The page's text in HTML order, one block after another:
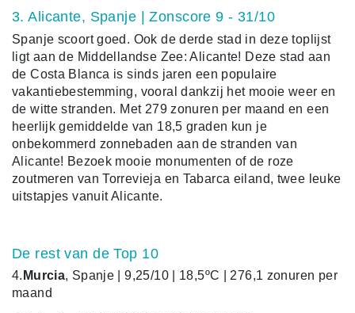
3. Alicante, Spanje | Zonscore 9 - 31/10
Spanje scoort goed. Ook de derde stad in deze toplijst
ligt aan de Middellandse Zee: Alicante! Deze stad aan
de Costa Blanca is sinds jaren een populaire
vakantiebestemming, vooral dankzij het mooie weer en
de witte stranden. Met 279 zonuren per maand en een
heerlijk gemiddelde van 18,5 graden kun je
onbekommerd zonnebaden aan de stranden van
Alicante! Bezoek mooie monumenten of de roze
zoutmeren van Torrevieja en Tabarca eiland, twee leuke
uitstapjes vanuit Alicante.
De rest van de Top 10
4. Murcia, Spanje | 9,25/10 | 18,5ºC | 276,1 zonuren per
maand